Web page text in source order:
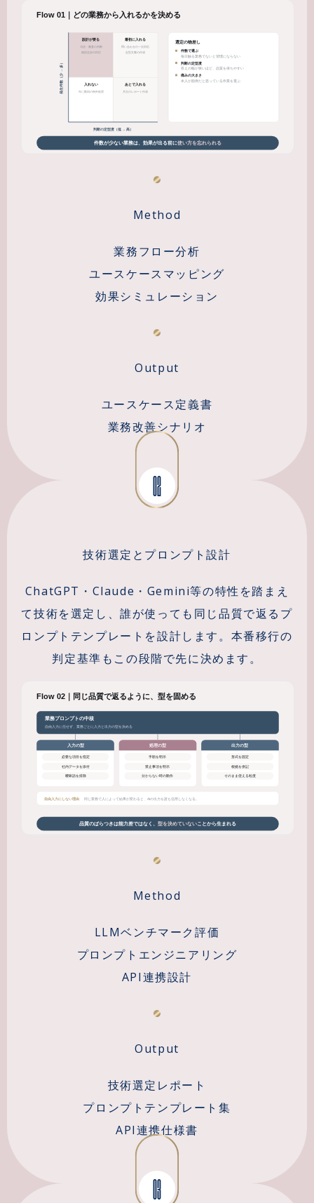
Method
業務フロー分析
ユースケースマッピング
効果シミュレーション
Output
ユースケース定義書
業務改善シナリオ
02
技術選定とプロンプト設計
ChatGPT・Claude・Gemini等の特性を踏まえ
て技術を選定し、誰が使っても同じ品質で返るプ
ロンプトテンプレートを設計します。本番移行の
判定基準もこの段階で先に決めます。
Method
LLMベンチマーク評価
プロンプトエンジニアリング
API連携設計
Output
技術選定レポート
プロンプトテンプレート集
API連携仕様書
03